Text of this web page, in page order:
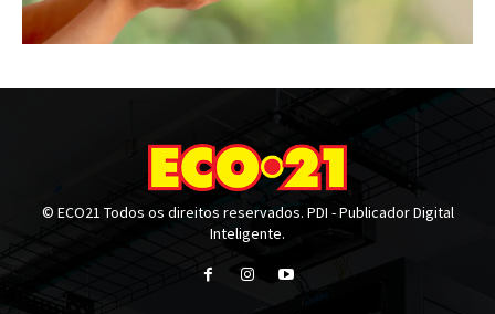
© ECO21 Todos os direitos reservados. PDI - Publicador Digital
Inteligente.